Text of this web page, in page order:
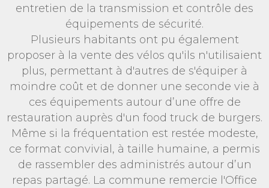
entretien de la transmission et contrôle des
équipements de sécurité.
Plusieurs habitants ont pu également
proposer à la vente des vélos qu'ils n'utilisaient
plus, permettant à d'autres de s'équiper à
moindre coût et de donner une seconde vie à
ces équipements autour d’une offre de
restauration auprès d'un food truck de burgers.
Même si la fréquentation est restée modeste,
ce format convivial, à taille humaine, a permis
de rassembler des administrés autour d’un
repas partagé. La commune remercie l'Office